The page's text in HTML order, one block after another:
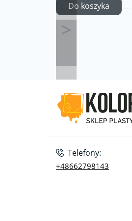
Do koszyka
Telefony:
+48662798143